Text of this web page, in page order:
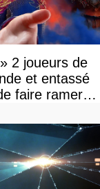
2 joueurs de
et entassé
faire ramer le